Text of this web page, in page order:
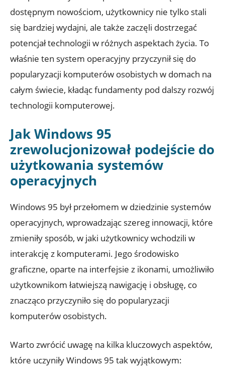
dostępnym nowościom, użytkownicy nie tylko stali
się bardziej wydajni, ale także zaczęli dostrzegać
potencjał technologii w różnych aspektach życia. To
właśnie ten system operacyjny przyczynił się do
popularyzacji komputerów osobistych w domach na
całym świecie, kładąc fundamenty pod dalszy rozwój
technologii komputerowej.
Jak Windows 95
zrewolucjonizował podejście do
użytkowania systemów
operacyjnych
Windows 95 był przełomem w dziedzinie systemów
operacyjnych, wprowadzając szereg innowacji, które
zmieniły sposób, w jaki użytkownicy wchodzili w
interakcję z komputerami. Jego środowisko
graficzne, oparte na interfejsie z ikonami, umożliwiło
użytkownikom łatwiejszą nawigację i obsługę, co
znacząco przyczyniło się do popularyzacji
komputerów osobistych.
Warto zwrócić uwagę na kilka kluczowych aspektów,
które uczyniły Windows 95 tak wyjątkowym: